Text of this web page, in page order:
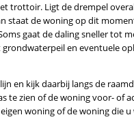
trottoir. Ligt de drempel
staat de woning op dit
gaat de daling sneller tot
en eventuele
en kijk daarbij langs de
te zien of de woning voor- of
woning of de woning die